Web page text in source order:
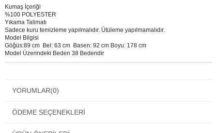
Kumaş İçeriği
%100 POLYESTER
Yıkama Talimatı
Sadece kuru temizleme yapılmalıdır. Ütüleme yapılmamalıdır.
Model Bilgisi
Göğüs:89 cm Bel: 63 cm Basen: 92 cm Boyu: 178 cm
Model Üzerindeki Beden 38 Bedendir
YORUMLAR(0)
ÖDEME SEÇENEKLERI